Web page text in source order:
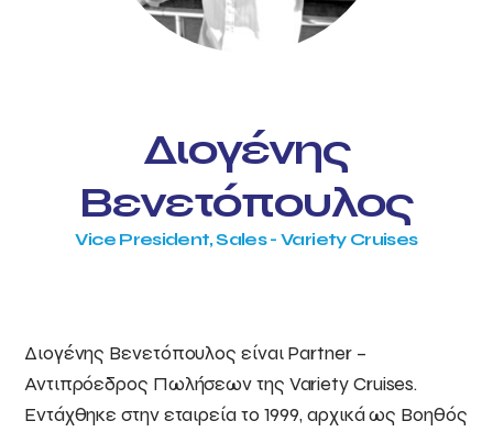
Διογένης
Βενετόπουλος
Vice President, Sales - Variety Cruises
Διογένης Βενετόπουλος είναι Partner –
Αντιπρόεδρος Πωλήσεων της Variety Cruises.
Εντάχθηκε στην εταιρεία το 1999, αρχικά ως Βοηθός